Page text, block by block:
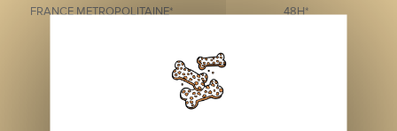
FRANCE METROPOLITAINE*
48H*